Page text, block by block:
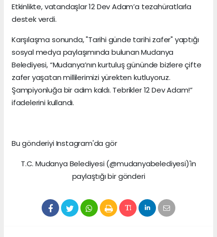
Etkinlikte, vatandaşlar 12 Dev Adam’a tezahüratlarla
destek verdi.
Karşılaşma sonunda, "Tarihi günde tarihi zafer" yaptığı
sosyal medya paylaşımında bulunan Mudanya
Belediyesi, “Mudanya’nın kurtuluş gününde bizlere çifte
zafer yaşatan millilerimizi yürekten kutluyoruz.
Şampiyonluğa bir adım kaldı. Tebrikler 12 Dev Adam!”
ifadelerini kullandı.
Bu gönderiyi Instagram'da gör
T.C. Mudanya Belediyesi (@mudanyabelediyesi)'in
paylaştığı bir gönderi